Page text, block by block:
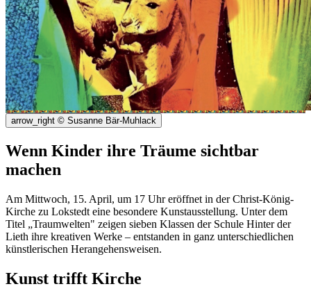
arrow_right © Susanne Bär-Muhlack
Wenn Kinder ihre Träume sichtbar
machen
Am Mittwoch, 15. April, um 17 Uhr eröffnet in der Christ-König-
Kirche zu Lokstedt eine besondere Kunstausstellung. Unter dem
Titel „Traumwelten" zeigen sieben Klassen der Schule Hinter der
Lieth ihre kreativen Werke – entstanden in ganz unterschiedlichen
künstlerischen Herangehensweisen.
Kunst trifft Kirche